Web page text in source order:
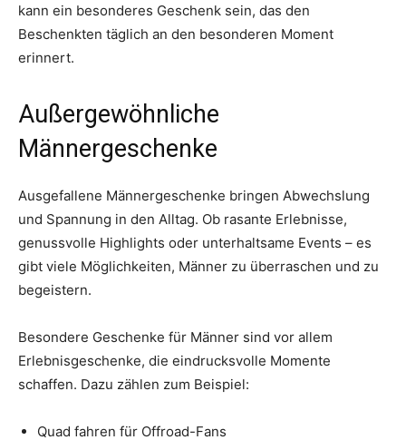
kann ein besonderes Geschenk sein, das den
Beschenkten täglich an den besonderen Moment
erinnert.
Außergewöhnliche
Männergeschenke
Ausgefallene Männergeschenke bringen Abwechslung
und Spannung in den Alltag. Ob rasante Erlebnisse,
genussvolle Highlights oder unterhaltsame Events – es
gibt viele Möglichkeiten, Männer zu überraschen und zu
begeistern.
Besondere Geschenke für Männer sind vor allem
Erlebnisgeschenke, die eindrucksvolle Momente
schaffen. Dazu zählen zum Beispiel:
Quad fahren für Offroad-Fans